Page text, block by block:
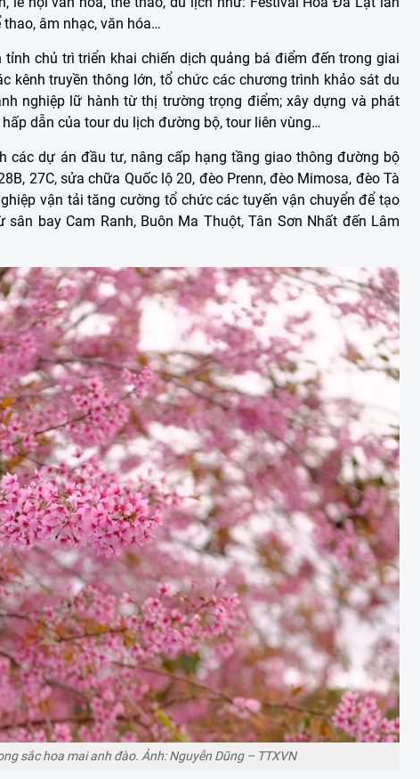
âm nhạc, văn hóa…
chủ trì triển khai chiến dịch quảng bá điểm đến trong giai
kênh truyền thông lớn, tổ chức các chương trình khảo sát du
nghiệp lữ hành từ thị trường trọng điểm; xây dựng và phát
dẫn của tour du lịch đường bộ, tour liên vùng…
các dự án đầu tư, nâng cấp hạng tầng giao thông đường bộ
27C, sửa chữa Quốc lộ 20, đèo Prenn, đèo Mimosa, đèo Tà
vận tải tăng cường tổ chức các tuyến vận chuyển để tạo
bay Cam Ranh, Buôn Ma Thuột, Tân Sơn Nhất đến Lâm
sắc hoa mai anh đào. Ảnh: Nguyễn Dũng – TTXVN